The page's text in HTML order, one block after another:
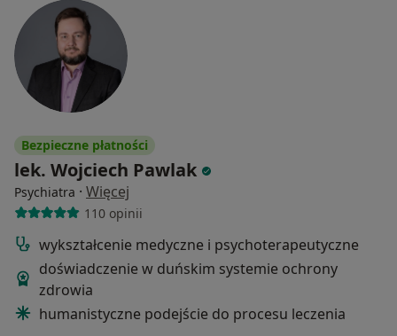
Bezpieczne płatności
lek. Wojciech Pawlak
Psychiatra · Więcej
110 opinii
wykształcenie medyczne i psychoterapeutyczne
doświadczenie w duńskim systemie ochrony
zdrowia
humanistyczne podejście do procesu leczenia